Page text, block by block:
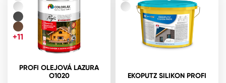
PROFI OLEJOVÁ LAZURA
O1020
+11
EKOPUTZ SILIKON PROFI